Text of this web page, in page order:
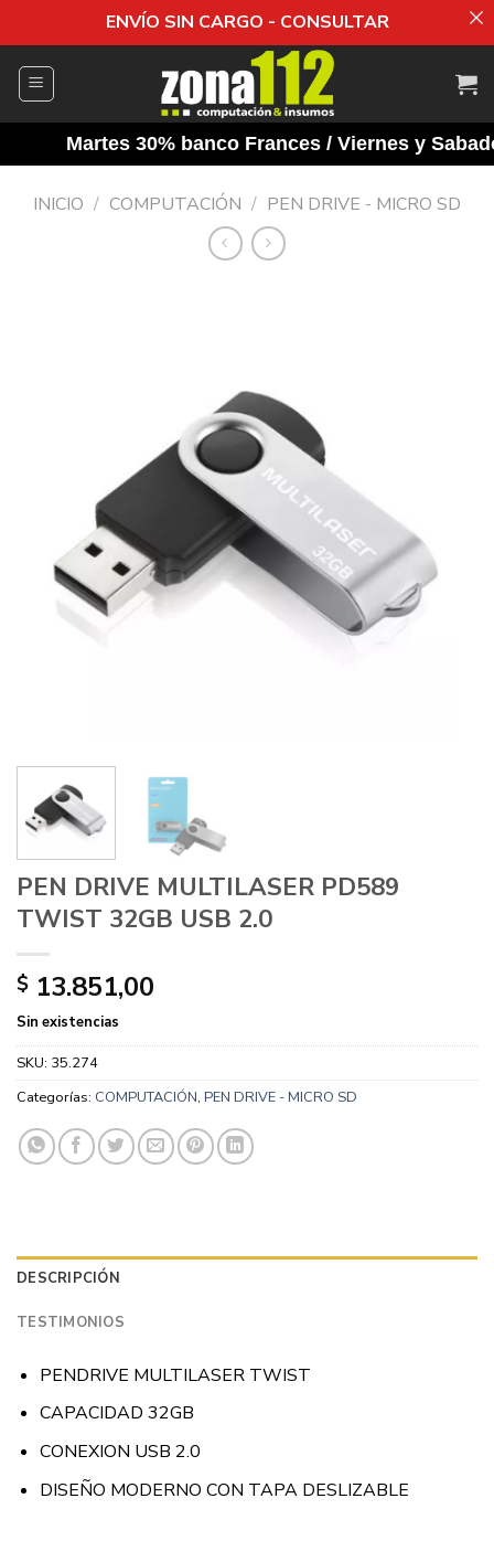
ENVÍO SIN CARGO - CONSULTAR
Martes 30% banco Frances / Viernes y
INICIO / COMPUTACIÓN / PEN DRIVE - MICRO SD
PEN DRIVE MULTILASER PD589
TWIST 32GB USB 2.0
$ 13.851,00
Sin existencias
SKU: 35.274
Categorías: COMPUTACIÓN, PEN DRIVE - MICRO SD
DESCRIPCIÓN
TESTIMONIOS
PENDRIVE MULTILASER TWIST
CAPACIDAD 32GB
CONEXION USB 2.0
DISEÑO MODERNO CON TAPA DESLIZABLE